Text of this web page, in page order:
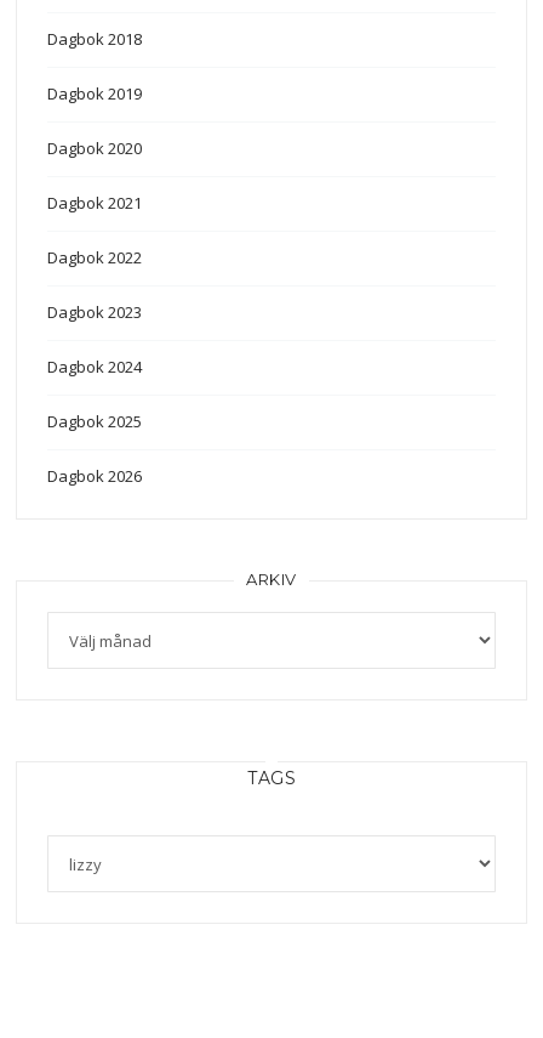
Dagbok 2018
Dagbok 2019
Dagbok 2020
Dagbok 2021
Dagbok 2022
Dagbok 2023
Dagbok 2024
Dagbok 2025
Dagbok 2026
ARKIV
Arkiv
TAGS